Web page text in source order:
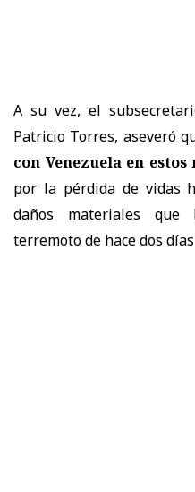
A su vez, el
Patricio Torres, aseveró
con Venezuela en
por la pérdida de vidas
daños materiales
terremoto de hace dos